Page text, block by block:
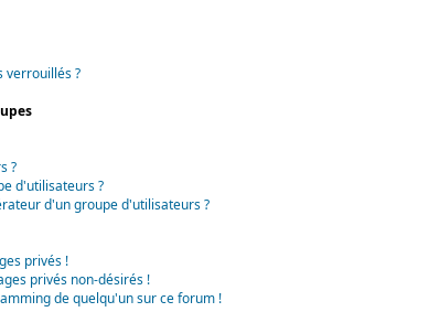
verrouillés ?
?
d'utilisateurs ?
d'un groupe d'utilisateurs ?
privés !
privés non-désirés !
de quelqu'un sur ce forum !